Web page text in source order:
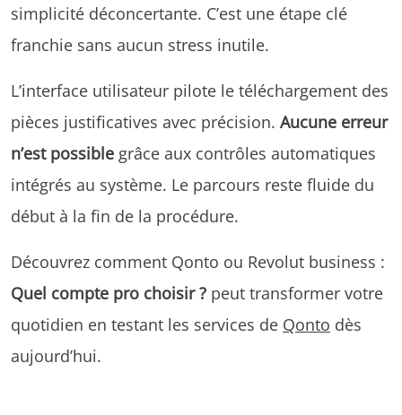
simplicité déconcertante. C’est une étape clé
franchie sans aucun stress inutile.
L’interface utilisateur pilote le téléchargement des
pièces justificatives avec précision. Aucune erreur
n’est possible grâce aux contrôles automatiques
intégrés au système. Le parcours reste fluide du
début à la fin de la procédure.
Découvrez comment Qonto ou Revolut business :
Quel compte pro choisir ? peut transformer votre
quotidien en testant les services de Qonto dès
aujourd’hui.